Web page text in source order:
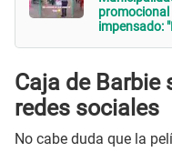
promocional
impensado:
Caja de Barbie
redes sociales
No cabe duda que la